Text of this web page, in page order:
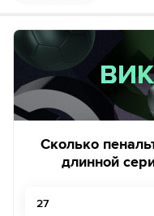
Сколько
длинной
27